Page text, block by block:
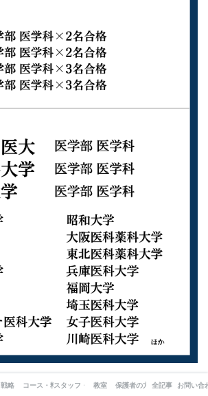
戦略 コース・料金スタッフ・出版書籍
教室 保護者の方へ全記事 お問い合